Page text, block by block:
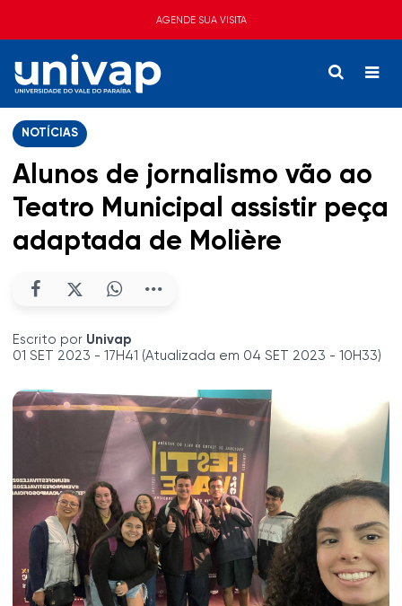
AGENDE SUA VISITA
NOTÍCIAS
Alunos de jornalismo vão ao
Teatro Municipal assistir peça
adaptada de Molière
Escrito por Univap
01 SET 2023 - 17H41 (Atualizada em 04 SET 2023 - 10H33)